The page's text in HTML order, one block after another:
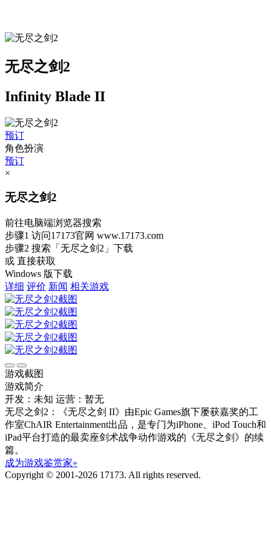
无尽之剑2
Infinity Blade II
预订
角色扮演
预订
×
无尽之剑2
前往电脑端浏览器搜索
步骤1 访问17173官网 www.17173.com
步骤2 搜索 「无尽之剑2」 下载
或 直接获取
Windows 版下载
详细 评价 新闻 相关游戏
游戏截图
游戏简介
开发：未知 运营：暂无
无尽之剑2：《无尽之剑 II》由Epic Games旗下屡获嘉奖的工
作室ChAIR Entertainment出品，是专门为iPhone、iPod Touch和
iPad平台打造的最卖座剑术战争动作游戏的《无尽之剑》的续
篇。
成为游戏鉴赏家»
Copyright © 2001-2026 17173. All rights reserved.